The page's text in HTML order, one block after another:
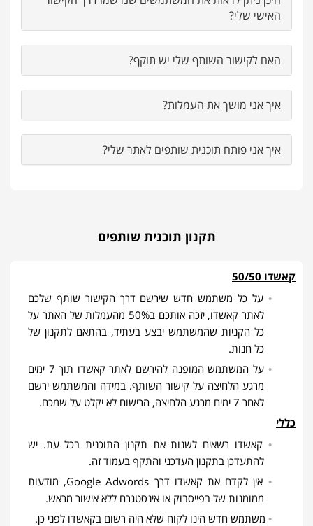
האישי שלי?
האם לקישור השותף שלי יש תוקף?
איך אני מושך את העמלות?
איך אני פותח תוכנית שותפים לאתר שלי?
תקנון תוכנית שותפים
קאשדו 50/50
על כל משתמש חדש שירשם דרך הקישור שותף שלכם
לאתר קאשדו, יזכה אותכם ב50% מהעמלות של האתר על
כל הקניות שהמשתמש יבצע בעתיד, בהתאם לתקנון של
כל חנות.
על המשתמש המופנה להירשם לאתר קאשדו תוך 7 ימים
מרגע הלחיצה על קישור השותף. במידה והמשתמש ירשם
לאחר 7 ימים מרגע הלחיצה, הרישום לא יקלט על שמכם.
כללי
קאשדו רשאים לשנות את תקנון התוכנית בכל עת. יש
להתעדכן בתקנון העדכני והתקף בעמוד זה.
אין לקדם את קאשדו דרך Google Adwords, מודעות
ממומנות של בפייסבוק או אינסטגרם ללא אישור מראש.
משתמש חדש הינו לקוח שלא היה רשום בקאשדו לפני כן.